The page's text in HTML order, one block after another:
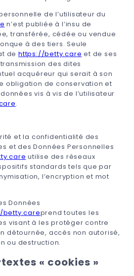
de l’utilisateur du
n’est publiée à l’insu de
transférée, cédée ou vendue
à des tiers. Seule
dehttps://betty.care et de ses
des dites
acquéreur qui serait à son
obligation de conservation et
vis à vis de l’utilisateur
.
et la confidentialité des
et des Données Personnelles
utilise des réseaux
standards tels que par
l’encryption et mot
Données
betty.careprend toutes les
visant à les protéger contre
détournée, accès non autorisé,
ou destruction.
« cookies »